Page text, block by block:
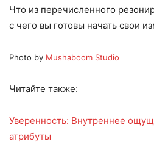
Что из перечисленного
с чего вы готовы начать свои
Photo by Mushaboom Studio
Читайте также:
Уверенность: Внутреннее
атрибуты